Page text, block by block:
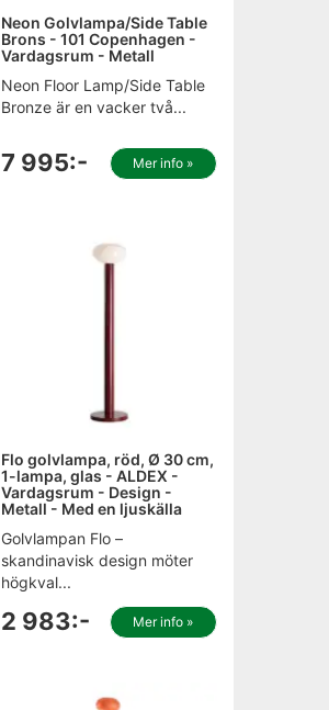
Neon Golvlampa/Side Table
Brons - 101 Copenhagen -
Vardagsrum - Metall
Neon Floor Lamp/Side Table
Bronze är en vacker två...
7 995:- Mer info »
Flo golvlampa, röd, Ø 30 cm,
1-lampa, glas - ALDEX -
Vardagsrum - Design -
Metall - Med en ljuskälla
Golvlampan Flo –
skandinavisk design möter
högkval...
2 983:- Mer info »